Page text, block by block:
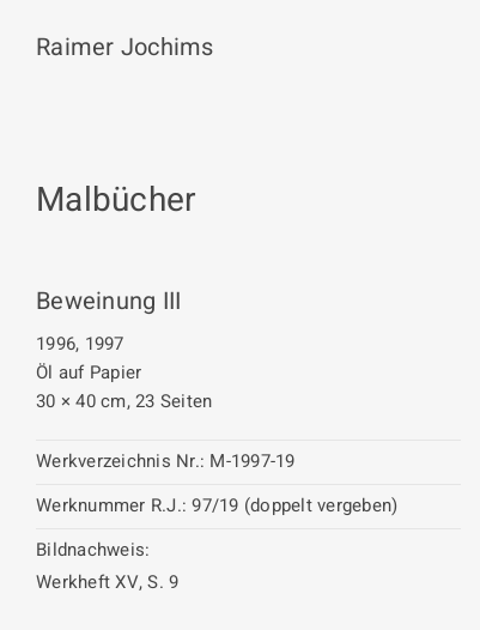
Raimer Jochims
Malbücher
Beweinung III
1996, 1997
Öl auf Papier
30 × 40 cm, 23 Seiten
Werkverzeichnis Nr.: M-1997-19
Werknummer R.J.: 97/19 (doppelt vergeben)
Bildnachweis:
Werkheft XV, S. 9